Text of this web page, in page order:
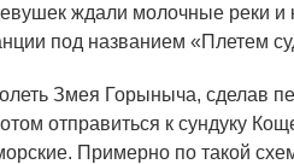
ждали молочные реки и
под названием «Плетем
Змея Горыныча, сделав
отправиться к сундуку
Примерно по такой